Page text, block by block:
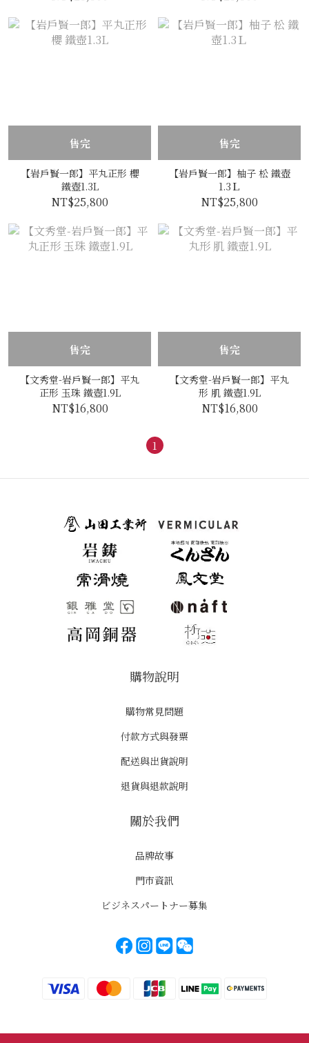
售完
【岩戶賢一郎】平丸正形 櫻
鐵壺1.3L
NT$25,800
售完
【岩戶賢一郎】柚子 松 鐵壺
1.3Ｌ
NT$25,800
售完
【文秀堂-岩戶賢一郎】平丸
正形 玉珠 鐵壺1.9L
NT$16,800
售完
【文秀堂-岩戶賢一郎】平丸
形 肌 鐵壺1.9L
NT$16,800
1
購物說明
購物常見問題
付款方式與發票
配送與出貨說明
退貨與退款說明
關於我們
品牌故事
門市資訊
ビジネスパートナー募集